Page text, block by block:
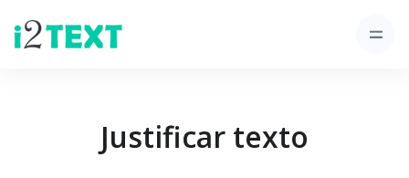
Justificar texto